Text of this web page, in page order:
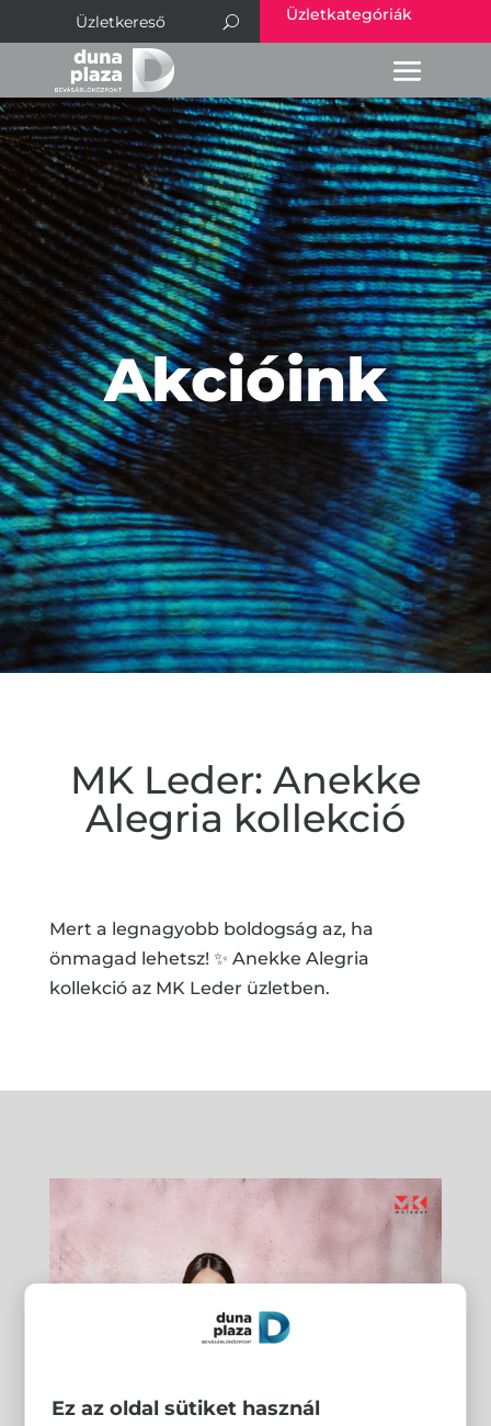
Üzletkategóriák
Akcióink
MK Leder: Anekke
Alegria kollekció
Mert a legnagyobb boldogság az, ha
önmagad lehetsz! ✨ Anekke Alegria
kollekció az MK Leder üzletben.
Ez az oldal sütiket használ